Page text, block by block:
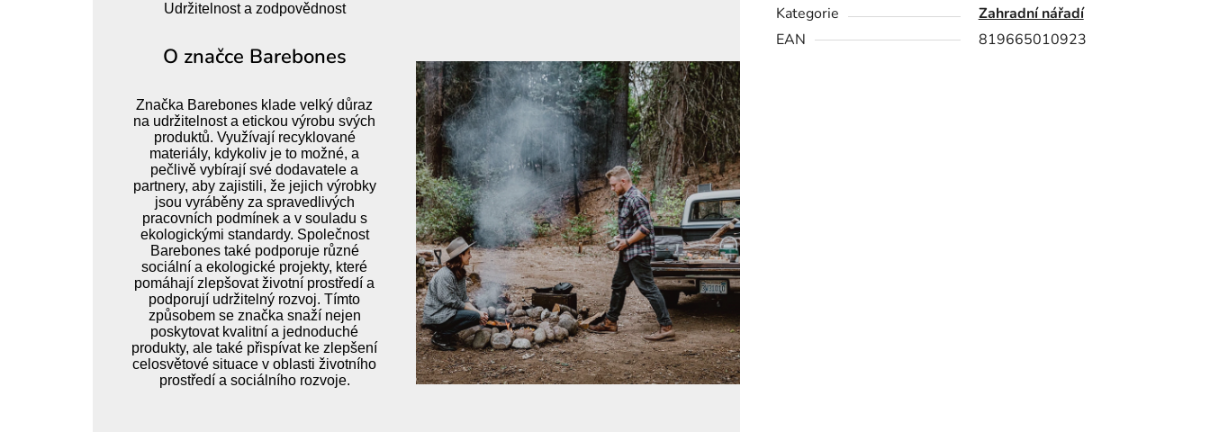
Udržitelnost a zodpovědnost
O značce Barebones
Značka Barebones klade velký důraz
na udržitelnost a etickou výrobu svých
produktů. Využívají recyklované
materiály, kdykoliv je to možné, a
pečlivě vybírají své dodavatele a
partnery, aby zajistili, že jejich výrobky
jsou vyráběny za spravedlivých
pracovních podmínek a v souladu s
ekologickými standardy. Společnost
Barebones také podporuje různé
sociální a ekologické projekty, které
pomáhají zlepšovat životní prostředí a
podporují udržitelný rozvoj. Tímto
způsobem se značka snaží nejen
poskytovat kvalitní a jednoduché
produkty, ale také přispívat ke zlepšení
celosvětové situace v oblasti životního
prostředí a sociálního rozvoje.
Kategorie
Zahradní nářadí
EAN
819665010923